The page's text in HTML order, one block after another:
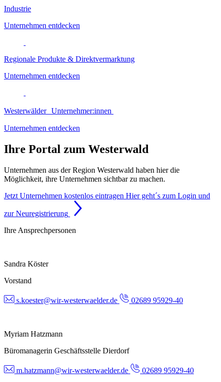
Industrie
Unternehmen entdecken
Regionale Produkte & Direktvermarktung
Unternehmen entdecken
Westerwälder Unternehmer:innen
Unternehmen entdecken
Ihre Portal zum Westerwald
Unternehmen aus der Region Westerwald haben hier die
Möglichkeit, ihre Unternehmen sichtbar zu machen.
Jetzt Unternehmen kostenlos eintragen Hier geht´s zum Login und
zur Neuregistrierung
Ihre Ansprechpersonen
Sandra Köster
Vorstand
s.koester@wir-westerwaelder.de 02689 95929-40
Myriam Hatzmann
Büromanagerin Geschäftsstelle Dierdorf
m.hatzmann@wir-westerwaelder.de
02689 95929-40